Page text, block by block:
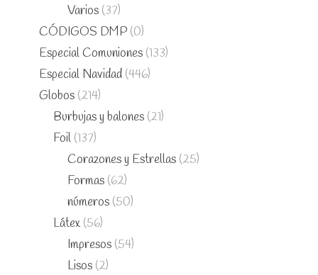
Varios (37)
CÓDIGOS DMP (0)
Especial Comuniones (133)
Especial Navidad (446)
Globos (214)
Burbujas y balones (21)
Foil (137)
Corazones y Estrellas (25)
Formas (62)
números (50)
Látex (56)
Impresos (54)
Lisos (2)